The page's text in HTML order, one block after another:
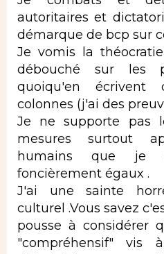
autoritaires et
démarque de bcp sur
Je vomis la
débouché sur les
quoiqu'en écrivent
colonnes (j'ai des
Je ne supporte pas
mesures surtout
humains que je
foncièrement égaux .
J'ai une sainte
culturel .Vous savez
pousse à considérer
"compréhensif" vis